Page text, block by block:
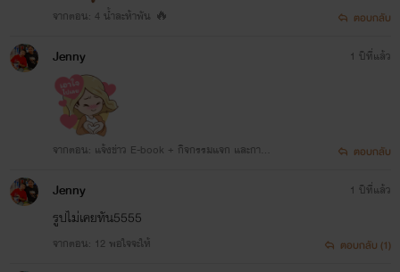
จากตอน: 4 น้ำละห้าพัน 🔥 ตอบกลับ
Jenny
จากตอน: แจ้งข่าว E-book + กิจกรรมแจก และการอั
1 ปีที่แล้ว
ตอบกลับ
Jenny
รูปไม่เคยทัน5555
จากตอน: 12 พอใจจะให้
1 ปีที่แล้ว
ตอบกลับ (1)